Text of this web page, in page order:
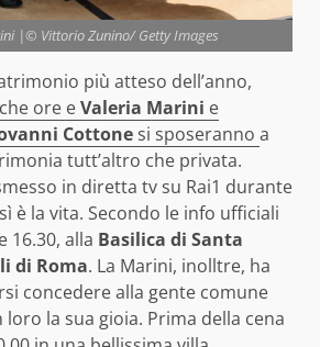
|© Vittorio Zunino/ Getty Images
più atteso dell’anno,
ore eValeria Marini e
Cottonesi sposeranno a
tutt’altro che privata.
in diretta tv su Rai1 durante
è la vita. Secondo le info ufficiali
16.30, alla Basilica di Santa
di Roma. La Marini, inolltre, ha
concedere alla gente comune
la sua gioia. Prima della cena